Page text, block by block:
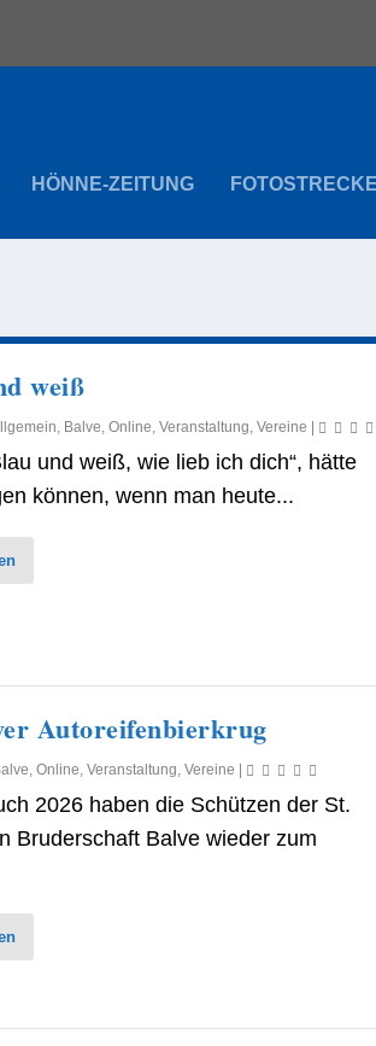
HÖNNE-ZEITUNG FOTOSTRECKE
weiß
, Balve, Online, Veranstaltung, Vereine
und weiß, wie lieb ich dich“, hätte
können, wenn man heute...
Autoreifenbierkrug
, Online, Veranstaltung, Vereine
2026 haben die Schützen der St.
Bruderschaft Balve wieder zum